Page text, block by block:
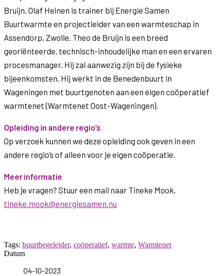
Bruijn. Olaf Heinen is trainer bij Energie Samen
Buurtwarmte en projectleider van een warmteschap in
Assendorp, Zwolle. Theo de Bruijn is een breed
georiënteerde, technisch-inhoudelijke man en een ervaren
procesmanager. Hij zal aanwezig zijn bij de fysieke
bijeenkomsten. Hij werkt in de Benedenbuurt in
Wageningen met buurtgenoten aan een eigen coöperatief
warmtenet (Warmtenet Oost-Wageningen).
Opleiding in andere regio’s
Op verzoek kunnen we deze opleiding ook geven in een
andere regio’s of alleen voor je eigen coöperatie.
Meer informatie
Heb je vragen? Stuur een mail naar Tineke Mook,
tineke.mook@energiesamen.nu
Tags: buurtbegeleider, coöperatief, warmte, Warmtenet
Datum
04-10-2023